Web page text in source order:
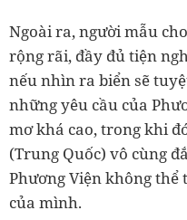
Ngoài ra, người mẫu
rộng rãi, đầy đủ tiện
nếu nhìn ra biển sẽ
những yêu cầu của
mơ khá cao, trong khi
(Trung Quốc) vô cùng
Phương Viện không
của mình.